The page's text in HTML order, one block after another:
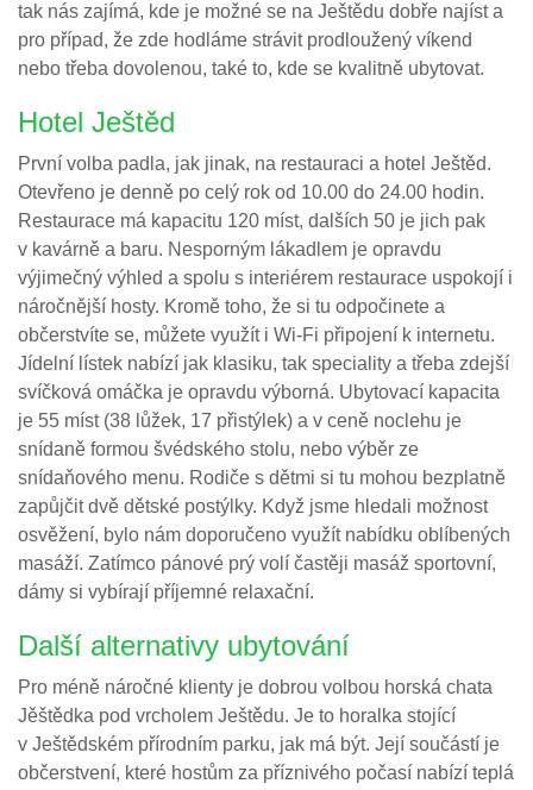
tak nás zajímá, kde je možné se na Ještědu dobře najíst a
pro případ, že zde hodláme strávit prodloužený víkend
nebo třeba dovolenou, také to, kde se kvalitně ubytovat.
Hotel Ještěd
První volba padla, jak jinak, na restauraci a hotel Ještěd.
Otevřeno je denně po celý rok od 10.00 do 24.00 hodin.
Restaurace má kapacitu 120 míst, dalších 50 je jich pak
v kavárně a baru. Nesporným lákadlem je opravdu
výjimečný výhled a spolu s interiérem restaurace uspokojí i
náročnější hosty. Kromě toho, že si tu odpočinete a
občerstvíte se, můžete využít i Wi-Fi připojení k internetu.
Jídelní lístek nabízí jak klasiku, tak speciality a třeba zdejší
svíčková omáčka je opravdu výborná. Ubytovací kapacita
je 55 míst (38 lůžek, 17 přistýlek) a v ceně noclehu je
snídaně formou švédského stolu, nebo výběr ze
snídaňového menu. Rodiče s dětmi si tu mohou bezplatně
zapůjčit dvě dětské postýlky. Když jsme hledali možnost
osvěžení, bylo nám doporučeno využít nabídku oblíbených
masáží. Zatímco pánové prý volí častěji masáž sportovní,
dámy si vybírají příjemné relaxační.
Další alternativy ubytování
Pro méně náročné klienty je dobrou volbou horská chata
Jěštědka pod vrcholem Ještědu. Je to horalka stojící
v Ještědském přírodním parku, jak má být. Její součástí je
občerstvení, které hostům za příznivého počasí nabízí teplá